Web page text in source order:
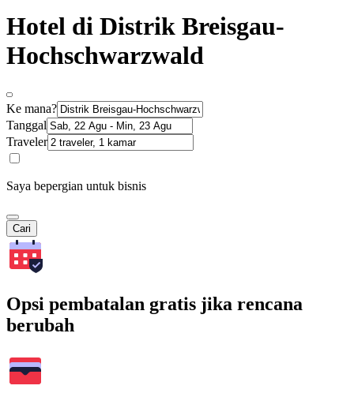
Hotel di Distrik Breisgau-
Hochschwarzwald
Ke mana?
Tanggal
Traveler
Saya bepergian untuk bisnis
Cari
Opsi pembatalan gratis jika rencana
berubah